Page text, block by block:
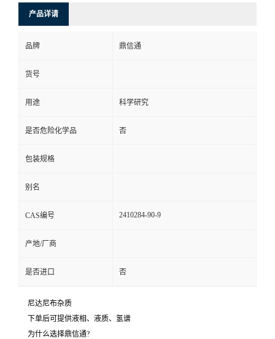
产品详请
品牌 鼎信通
货号
用途 科学研究
是否危险化学品 否
包装规格
别名
CAS编号 2410284-90-9
产地/厂商
是否进口 否
尼达尼布杂质
下单后可提供液相、液质、氢谱
为什么选择鼎信通?